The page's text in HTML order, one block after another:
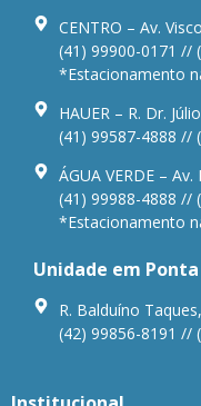
CENTRO – Av.
(41) 99900-0171 //
*Estacionamento
HAUER – R. Dr.
(41) 99587-4888 //
ÁGUA VERDE –
(41) 99988-4888 //
*Estacionamento
Unidade em Ponta
R. Balduíno
(42) 99856-8191 //